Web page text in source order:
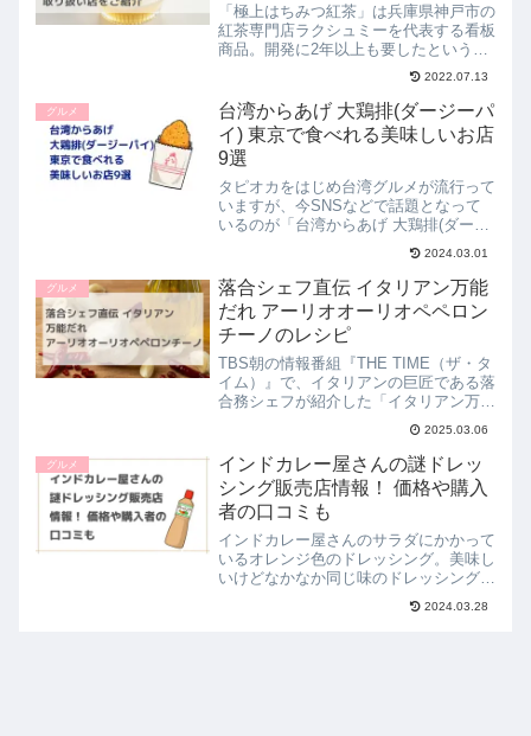
「極上はちみつ紅茶」は兵庫県神戸市の
紅茶専門店ラクシュミーを代表する看板
商品。開発に2年以上も要したというこ
の商品は、発売から10年を迎え今や大
人気商品に。この極上はちみつ紅茶は、
スペイン産の上質なはちみつをたっぷり
と使用し、厳選した紅茶葉...
2022.07.13
グルメ
台湾からあげ 大鶏排(ダージーパ
イ) 東京で食べれる美味しいお店
9選
タピオカをはじめ台湾グルメが流行って
いますが、今SNSなどで話題となって
いるのが「台湾からあげ 大鶏排(ダージ
ーパイ) 」。この台湾からあげは、顔と
同じくらいのビックリするほど大きなサ
イズが特徴の、スパイスが効いた美味し
い鶏のからあげです。...
2024.03.01
グルメ
落合シェフ直伝 イタリアン万能
だれ アーリオオーリオペペロン
チーノのレシピ
TBS朝の情報番組『THE TIME（ザ・タ
イム）』で、イタリアンの巨匠である落
合務シェフが紹介した「イタリアン万能
だれ」の作り方をご紹介します。たった
3つの材料で簡単に作れる作り置きだ
れ。番組では野菜も美味しく食べれると
紹介されていました...
2025.03.06
グルメ
インドカレー屋さんの謎ドレッ
シング販売店情報！ 価格や購入
者の口コミも
インドカレー屋さんのサラダにかかって
いるオレンジ色のドレッシング。美味し
いけどなかなか同じ味のドレッシングに
出会えないという声が多い中、調味料メ
ーカーのリケンから「インドカレー屋さ
2024.03.28